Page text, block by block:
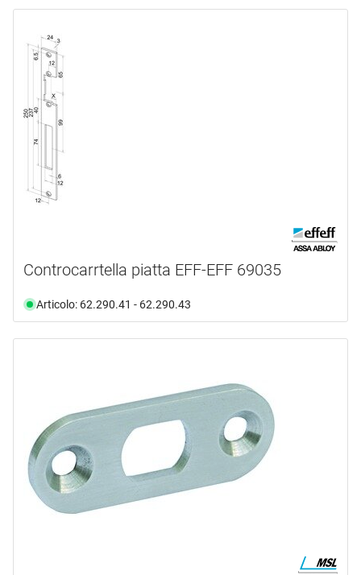
Controcarrtella piatta EFF-EFF 69035
Articolo: 62.290.41 - 62.290.43